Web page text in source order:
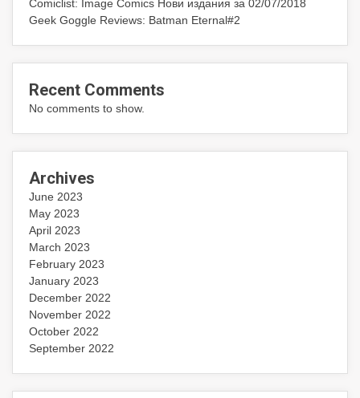
Comiclist: Image Comics Нови издания за 02/07/2018
Geek Goggle Reviews: Batman Eternal#2
Recent Comments
No comments to show.
Archives
June 2023
May 2023
April 2023
March 2023
February 2023
January 2023
December 2022
November 2022
October 2022
September 2022